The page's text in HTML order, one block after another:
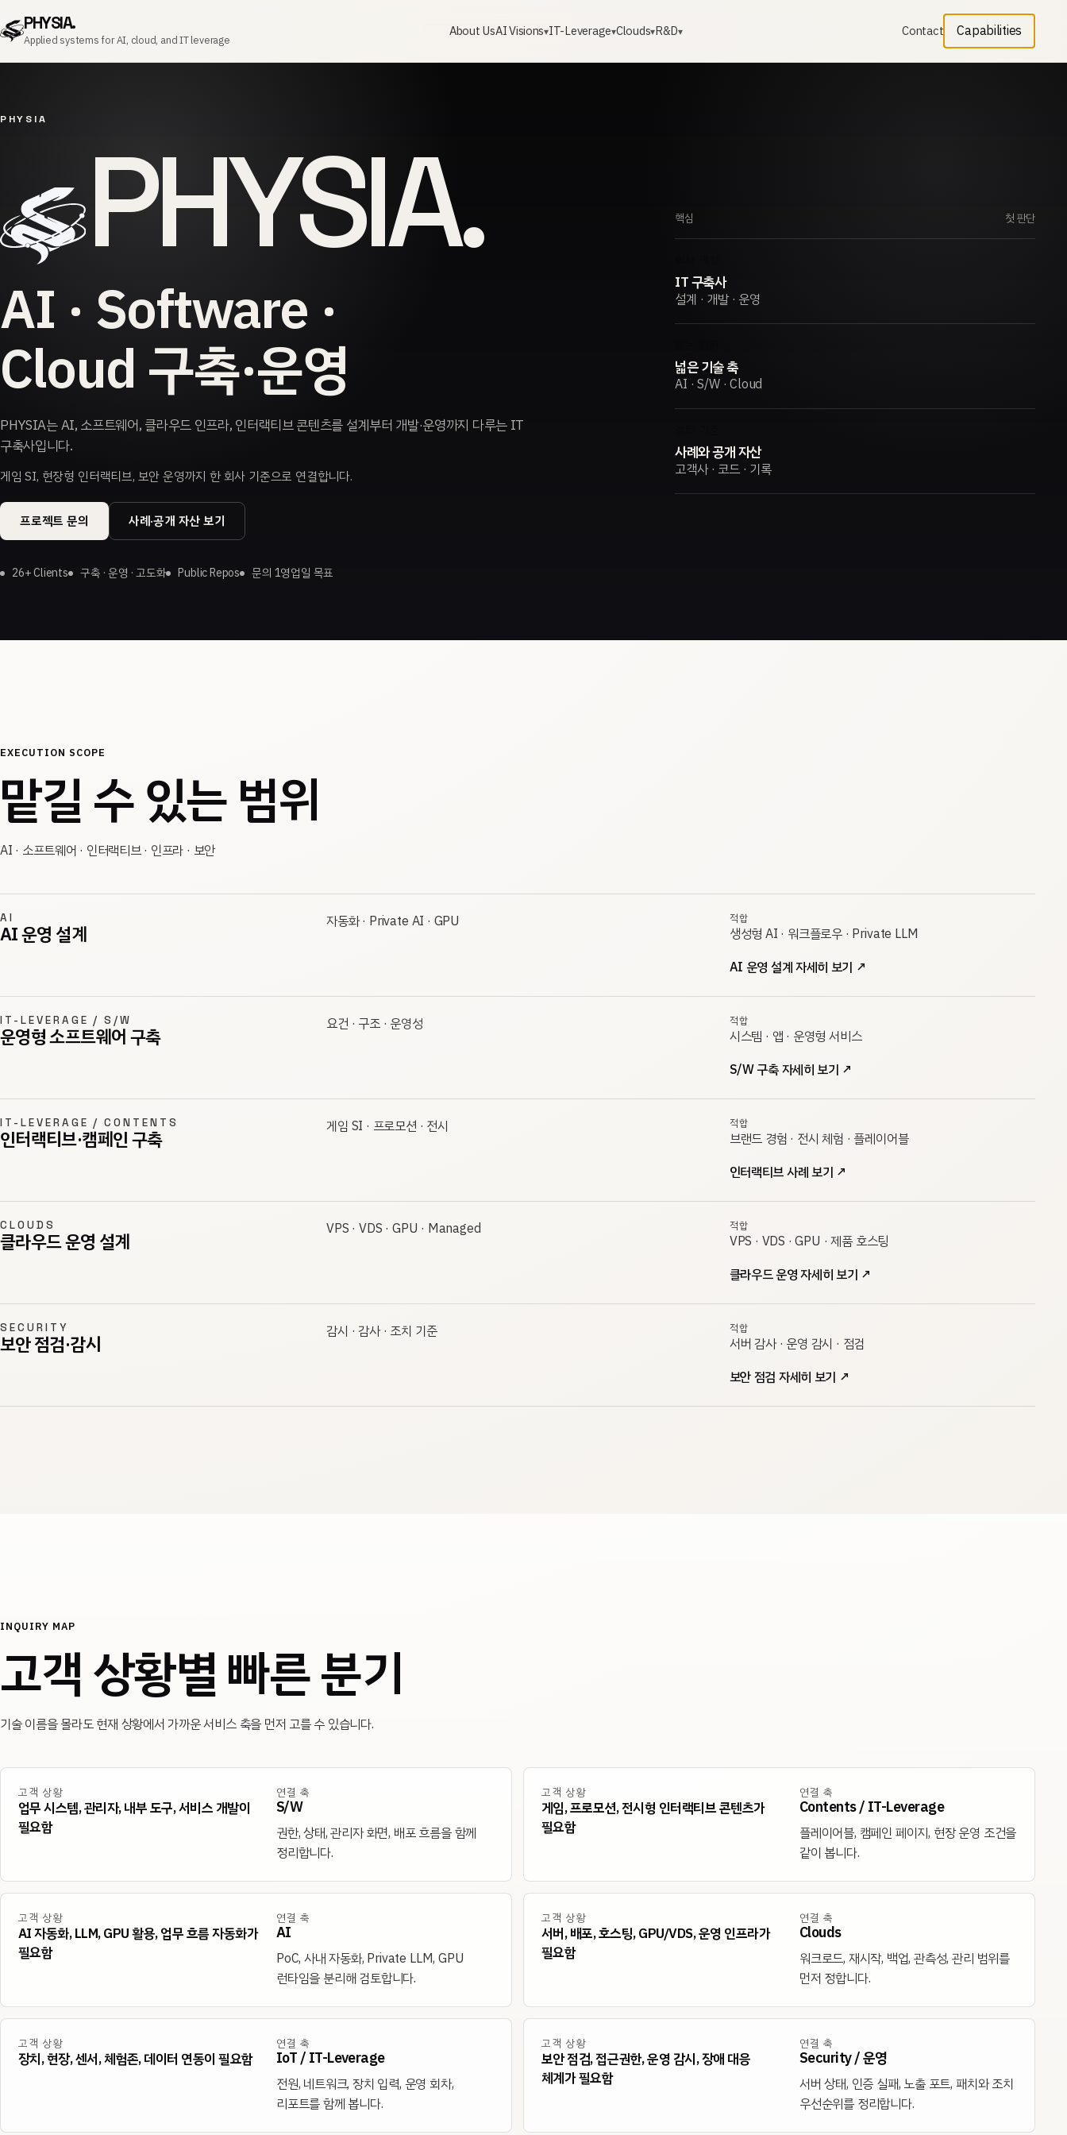
PHYSIA.
Applied systems for AI, cloud, and IT leverage
About UsAI Visions▾IT-Leverage▾Clouds▾R&D▾ Contact Capabilities
PHYSIA
PHYSIA.
AI · Software ·
Cloud 구축·운영
PHYSIA는 AI, 소프트웨어, 클라우드 인프라, 인터랙티브 콘텐츠를 설계부터 개발·운영까지 다루는 IT
구축사입니다.
게임 SI, 현장형 인터랙티브, 보안 운영까지 한 회사 기준으로 연결합니다.
프로젝트 문의 사례·공개 자산 보기
26+ Clients 구축 · 운영 · 고도화 Public Repos 문의 1영업일 목표
핵심 첫 판단
IT 구축사
설계 · 개발 · 운영
넓은 기술 축
AI · S/W · Cloud
사례와 공개 자산
고객사 · 코드 · 기록
EXECUTION SCOPE
맡길 수 있는 범위
AI · 소프트웨어 · 인터랙티브 · 인프라 · 보안
AI
AI 운영 설계 자동화 · Private AI · GPU 적합
생성형 AI · 워크플로우 · Private LLM
AI 운영 설계 자세히 보기 ↗
IT-LEVERAGE / S/W
운영형 소프트웨어 구축 요건 · 구조 · 운영성 적합
시스템 · 앱 · 운영형 서비스
S/W 구축 자세히 보기 ↗
IT-LEVERAGE / CONTENTS
인터랙티브·캠페인 구축 게임 SI · 프로모션 · 전시 적합
브랜드 경험 · 전시 체험 · 플레이어블
인터랙티브 사례 보기 ↗
CLOUDS
클라우드 운영 설계 VPS · VDS · GPU · Managed 적합
VPS · VDS · GPU · 제품 호스팅
클라우드 운영 자세히 보기 ↗
SECURITY
보안 점검·감시 감시 · 감사 · 조치 기준 적합
서버 감사 · 운영 감시 · 점검
보안 점검 자세히 보기 ↗
INQUIRY MAP
고객 상황별 빠른 분기
기술 이름을 몰라도 현재 상황에서 가까운 서비스 축을 먼저 고를 수 있습니다.
고객 상황
업무 시스템, 관리자, 내부 도구, 서비스 개발이
필요함
연결 축
S/W
권한, 상태, 관리자 화면, 배포 흐름을 함께
정리합니다.
고객 상황
게임, 프로모션, 전시형 인터랙티브 콘텐츠가
필요함
연결 축
Contents / IT-Leverage
플레이어블, 캠페인 페이지, 현장 운영 조건을
같이 봅니다.
고객 상황
AI 자동화, LLM, GPU 활용, 업무 흐름 자동화가
필요함
연결 축
AI
PoC, 사내 자동화, Private LLM, GPU
런타임을 분리해 검토합니다.
고객 상황
서버, 배포, 호스팅, GPU/VDS, 운영 인프라가
필요함
연결 축
Clouds
워크로드, 재시작, 백업, 관측성, 관리 범위를
먼저 정합니다.
고객 상황
장치, 현장, 센서, 체험존, 데이터 연동이 필요함
연결 축
IoT / IT-Leverage
전원, 네트워크, 장치 입력, 운영 회차,
리포트를 함께 봅니다.
고객 상황
보안 점검, 접근권한, 운영 감시, 장애 대응
체계가 필요함
연결 축
Security / 운영
서버 상태, 인증 실패, 노출 포트, 패치와 조치
우선순위를 정리합니다.